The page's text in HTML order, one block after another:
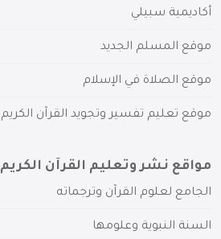
أكاديمية سبيلي
موقع المسلم الجديد
موقع الصلاة في الإسلام
موقع تعليم تفسير وتجويد القرآن الكريم
مواقع نشر وتعليم القرآن الكريم
الجامع لعلوم القرآن وترجماته
السنة النبوية وعلومها